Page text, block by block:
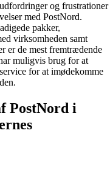
og frustrationer
med PostNord.
pakker,
virksomheden samt
er de mest fremtrædende
muligvis brug for at
for at imødekomme
PostNord i